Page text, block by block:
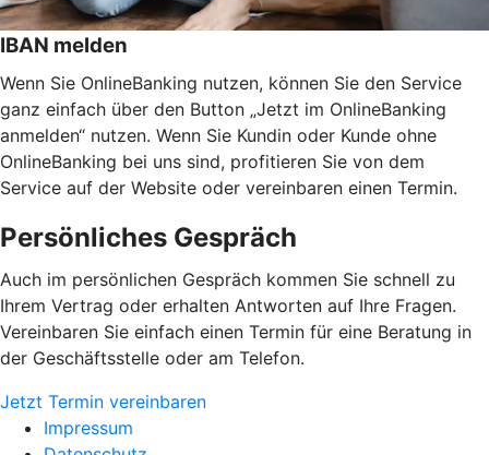
IBAN melden
Wenn Sie OnlineBanking nutzen, können Sie den Service
ganz einfach über den Button „Jetzt im OnlineBanking
anmelden“ nutzen. Wenn Sie Kundin oder Kunde ohne
OnlineBanking bei uns sind, profitieren Sie von dem
Service auf der Website oder vereinbaren einen Termin.
Persönliches Gespräch
Auch im persönlichen Gespräch kommen Sie schnell zu
Ihrem Vertrag oder erhalten Antworten auf Ihre Fragen.
Vereinbaren Sie einfach einen Termin für eine Beratung in
der Geschäftsstelle oder am Telefon.
Jetzt Termin vereinbaren
Impressum